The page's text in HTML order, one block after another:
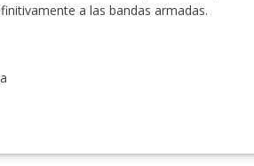
a las bandas armadas.